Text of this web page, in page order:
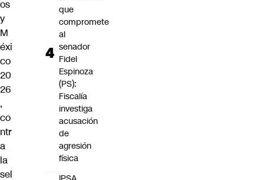
os
y
M
éxi
co
20
26
,
co
ntr
a
la
sel
que
compromete
al
senador
Fidel
Espinoza
(PS):
Fiscalía
investiga
acusación
de
agresión
física